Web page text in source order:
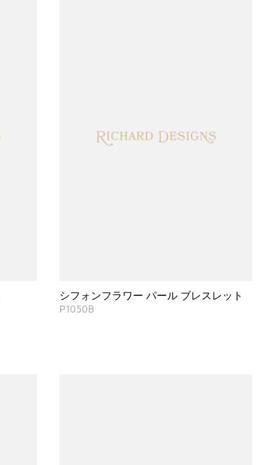
シフォンフラワー パール ブレスレット
P1050B